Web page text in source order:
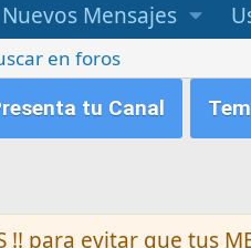
Nuevos Mensajes
en foros
tu Canal
!! para evitar que tus